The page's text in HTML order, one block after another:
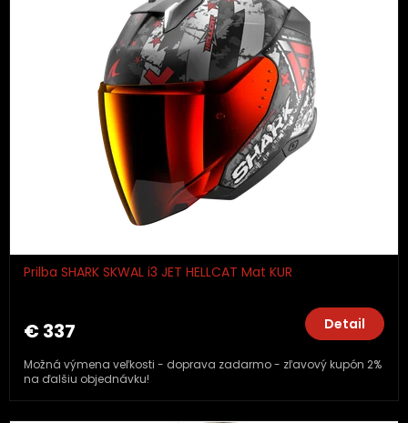
Prilba SHARK SKWAL i3 JET HELLCAT Mat KUR
€ 337 Detail
Možná výmena veľkosti - doprava zadarmo - zľavový kupón 2%
na ďalšiu objednávku!